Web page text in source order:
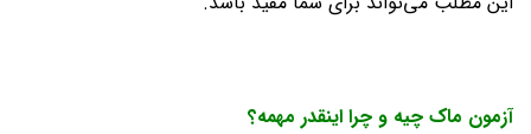
آزمون ماک چیه و چرا اینقدر مهمه؟